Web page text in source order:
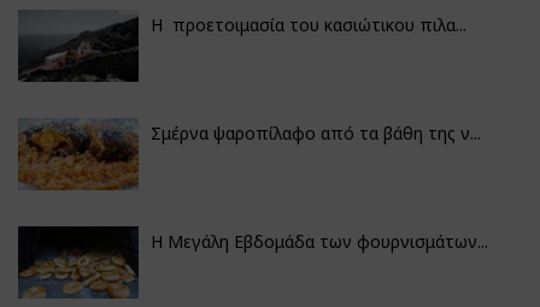
Η προετοιμασία του κασιώτικου πιλα...
Σμέρνα ψαροπίλαφο από τα βάθη της ν...
Η Μεγάλη Εβδομάδα των φουρνισμάτων...